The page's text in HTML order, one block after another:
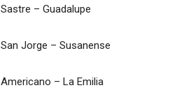
Sastre – Guadalupe
San Jorge – Susanense
Americano – La Emilia